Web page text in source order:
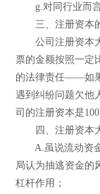
g.对同行业而言
三、注册资本
公司注册资本大
票的金额按照一定
的法律责任——如
遇到纠纷问题欠他
司的注册资本是
四、注册资本
A.虽说流动资金
局认为抽逃资金的
杠杆作用；